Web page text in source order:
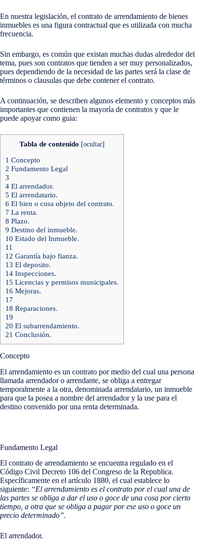
En nuestra legislación, el contrato de arrendamiento de bienes
inmuebles es una figura contractual que es utilizada con mucha
frecuencia.
Sin embargo, es común que existan muchas dudas alrededor del
tema, pues son contratos que tienden a ser muy personalizados,
pues dependiendo de la necesidad de las partes será la clase de
términos o clausulas que debe contener el contrato.
A continuación, se describen algunos elemento y conceptos más
importantes que contienen la mayoría de contratos y que le
puede apoyar como guia:
Tabla de contenido [ocultar]
1 Concepto
2 Fundamento Legal
3
4 El arrendador.
5 El arrendatario.
6 El bien o cosa objeto del contrato.
7 La renta.
8 Plazo.
9 Destino del inmueble.
10 Estado del Inmueble.
11
12 Garantía bajo fianza.
13 El deposito.
14 Inspecciones.
15 Licencias y permisos municipales.
16 Mejoras.
17
18 Reparaciones.
19
20 El subarrendamiento.
21 Conclusión.
Concepto
El arrendamiento es un contrato por medio del cual una persona
llamada arrendador o arrendante, se obliga a entregar
temporalmente a la otra, denominada arrendatario, un inmueble
para que la posea a nombre del arrendador y la use para el
destino convenido por una renta determinada.
Fundamento Legal
El contrato de arrendamiento se encuentra regulado en el
Código Civil Decreto 106 del Congreso de la Republica.
Específicamente en el artículo 1880, el cual establece lo
siguiente: “El arrendamiento es el contrato por el cual una de
las partes se obliga a dar el uso o goce de una cosa por cierto
tiempo, a otra que se obliga a pagar por ese uso o goce un
precio determinado”.
El arrendador.